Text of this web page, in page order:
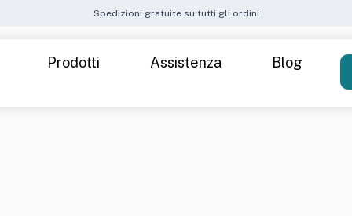
Spedizioni gratuite su tutti gli ordini
Prodotti Assistenza Blog